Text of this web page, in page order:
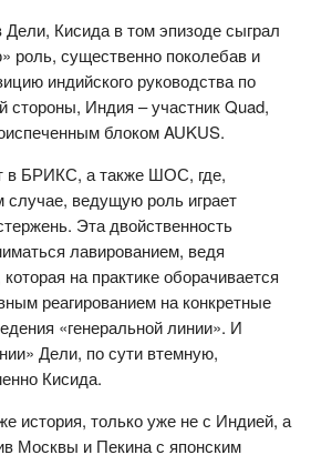
Дели, Кисида в том эпизоде сыграл
роль, существенно поколебав и
индийского руководства по
стороны, Индия – участник Quad,
блоком AUKUS.
в БРИКС, а также ШОС, где,
случае, ведущую роль играет
Эта двойственность
лавированием, ведя
на практике оборачивается
реагированием на конкретные
«генеральной линии». И
Дели, по сути втемную,
Кисида.
история, только уже не с Индией, а
Москвы и Пекина с японским